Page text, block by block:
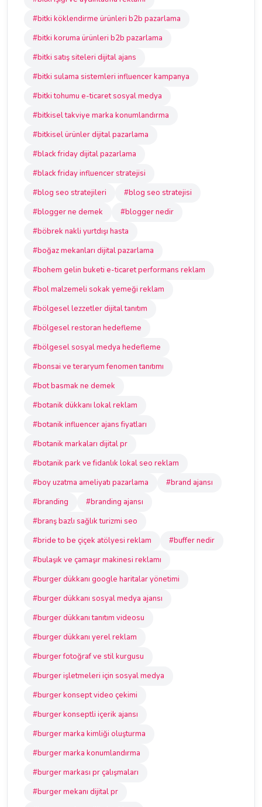
#bitki köklendirme ürünleri b2b pazarlama
#bitki koruma ürünleri b2b pazarlama
#bitki satış siteleri dijital ajans
#bitki sulama sistemleri influencer kampanya
#bitki tohumu e-ticaret sosyal medya
#bitkisel takviye marka konumlandırma
#bitkisel ürünler dijital pazarlama
#black friday dijital pazarlama
#black friday influencer stratejisi
#blog seo stratejileri
#blog seo stratejisi
#blogger ne demek
#blogger nedir
#böbrek nakli yurtdışı hasta
#boğaz mekanları dijital pazarlama
#bohem gelin buketi e-ticaret performans reklam
#bol malzemeli sokak yemeği reklam
#bölgesel lezzetler dijital tanıtım
#bölgesel restoran hedefleme
#bölgesel sosyal medya hedefleme
#bonsai ve teraryum fenomen tanıtımı
#bot basmak ne demek
#botanik dükkanı lokal reklam
#botanik influencer ajans fiyatları
#botanik markaları dijital pr
#botanik park ve fidanlık lokal seo reklam
#boy uzatma ameliyatı pazarlama
#brand ajansı
#branding
#branding ajansı
#branş bazlı sağlık turizmi seo
#bride to be çiçek atölyesi reklam
#buffer nedir
#bulaşık ve çamaşır makinesi reklamı
#burger dükkanı google haritalar yönetimi
#burger dükkanı sosyal medya ajansı
#burger dükkanı tanıtım videosu
#burger dükkanı yerel reklam
#burger fotoğraf ve stil kurgusu
#burger işletmeleri için sosyal medya
#burger konsept video çekimi
#burger konseptli içerik ajansı
#burger marka kimliği oluşturma
#burger marka konumlandırma
#burger markası pr çalışmaları
#burger mekanı dijital pr